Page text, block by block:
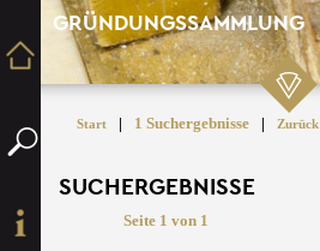
GRÜNDUNGSSAMMLUNG
Start | 1 Suchergebnisse | Zurück
SUCHERGEBNISSE
Seite 1 von 1